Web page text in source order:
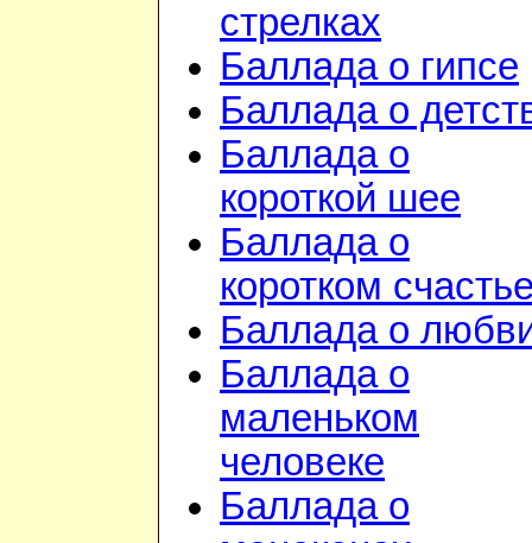
стрелках
Баллада о гипсе
Баллада о
Баллада о
короткой шее
Баллада о
коротком
Баллада о
Баллада о
маленьком
человеке
Баллада о